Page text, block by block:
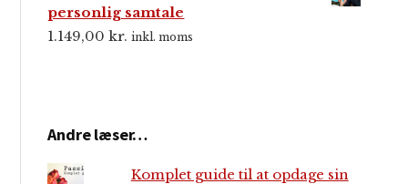
personlig samtale
1.149,00kr. inkl. moms
Andre læser…
Komplet guide til at opdage sin